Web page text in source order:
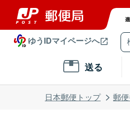
ゆうIDマイページへ
送る
日本郵便トップ 郵